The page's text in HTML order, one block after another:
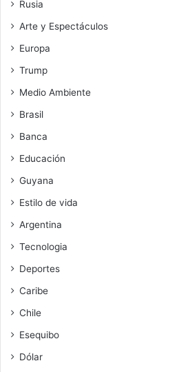
Rusia
Arte y Espectáculos
Europa
Trump
Medio Ambiente
Brasil
Banca
Educación
Guyana
Estilo de vida
Argentina
Tecnologia
Deportes
Caribe
Chile
Esequibo
Dólar